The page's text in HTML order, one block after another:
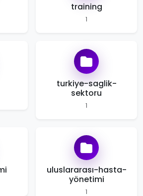
training
1
turkiye-saglik-
sektoru
1
uluslararası-hasta-
yönetimi
1